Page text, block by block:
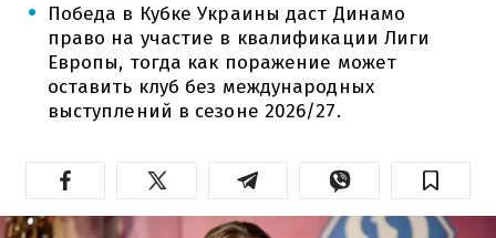
Победа в Кубке Украины даст Динамо
право на участие в квалификации Лиги
Европы, тогда как поражение может
оставить клуб без международных
выступлений в сезоне 2026/27.